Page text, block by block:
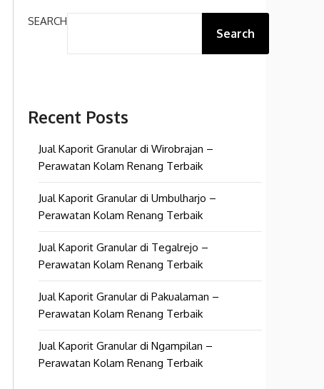
SEARCH
Search
Recent Posts
Jual Kaporit Granular di Wirobrajan –
Perawatan Kolam Renang Terbaik
Jual Kaporit Granular di Umbulharjo –
Perawatan Kolam Renang Terbaik
Jual Kaporit Granular di Tegalrejo –
Perawatan Kolam Renang Terbaik
Jual Kaporit Granular di Pakualaman –
Perawatan Kolam Renang Terbaik
Jual Kaporit Granular di Ngampilan –
Perawatan Kolam Renang Terbaik